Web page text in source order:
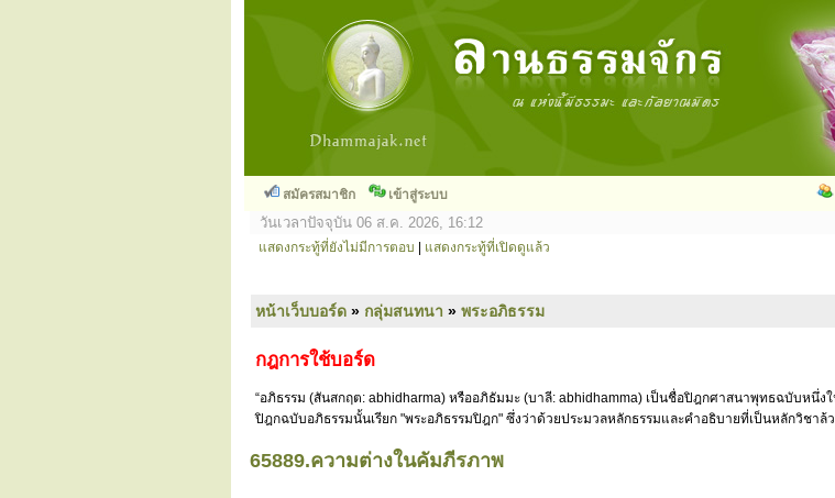
สมัครสมาชิก เข้าสู่ระบบ
วันเวลาปัจจุบัน 06 ส.ค. 2026, 16:12
แสดงกระทู้ที่ยังไม่มีการตอบ แสดงกระทู้ที่เปิดดูแล้ว
หน้าเว็บบอร์ด » กลุ่มสนทนา » พระอภิธรรม
กฎการใช้บอร์ด
“อภิธรรม (สันสกฤต: abhidharma) หรืออภิธัมมะ (บาลี: abhidhamma) เป็นชื่อปิฎกศาสนาพุทธฉบับหนึ่
ปิฎกฉบับอภิธรรมนั้นเรียก "พระอภิธรรมปิฎก" ซึ่งว่าด้วยประมวลหลักธรรมและคำอธิบายที่เป็นหลักวิชาล้
65889.ความต่างในคัมภีรภาพ